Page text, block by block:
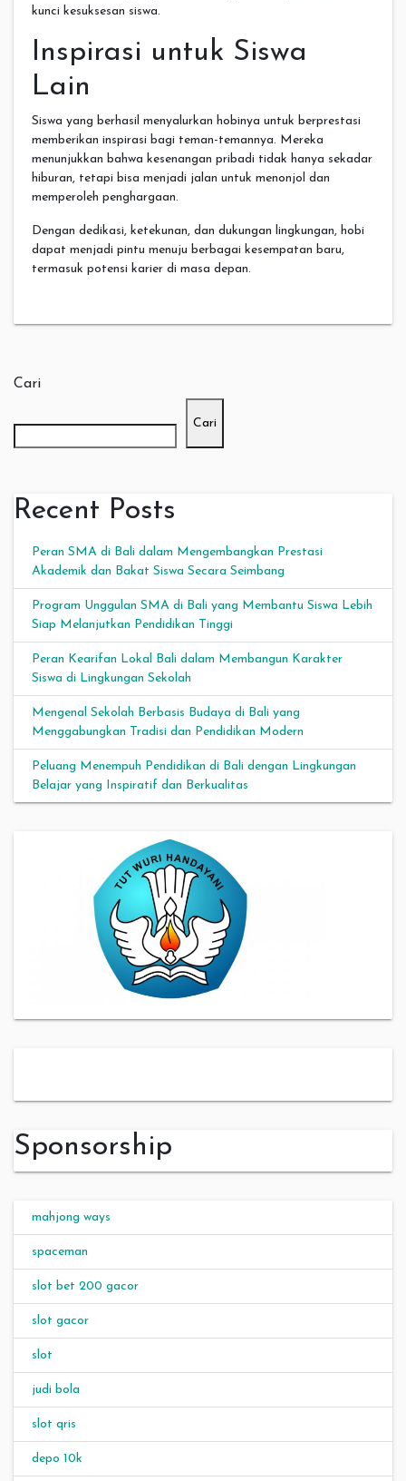
kunci kesuksesan siswa.
Inspirasi untuk Siswa
Lain
Siswa yang berhasil menyalurkan hobinya untuk berprestasi
memberikan inspirasi bagi teman-temannya. Mereka
menunjukkan bahwa kesenangan pribadi tidak hanya sekadar
hiburan, tetapi bisa menjadi jalan untuk menonjol dan
memperoleh penghargaan.
Dengan dedikasi, ketekunan, dan dukungan lingkungan, hobi
dapat menjadi pintu menuju berbagai kesempatan baru,
termasuk potensi karier di masa depan.
Cari
Cari
Recent Posts
Peran SMA di Bali dalam Mengembangkan Prestasi
Akademik dan Bakat Siswa Secara Seimbang
Program Unggulan SMA di Bali yang Membantu Siswa Lebih
Siap Melanjutkan Pendidikan Tinggi
Peran Kearifan Lokal Bali dalam Membangun Karakter
Siswa di Lingkungan Sekolah
Mengenal Sekolah Berbasis Budaya di Bali yang
Menggabungkan Tradisi dan Pendidikan Modern
Peluang Menempuh Pendidikan di Bali dengan Lingkungan
Belajar yang Inspiratif dan Berkualitas
Sponsorship
mahjong ways
spaceman
slot bet 200 gacor
slot gacor
slot
judi bola
slot qris
depo 10k